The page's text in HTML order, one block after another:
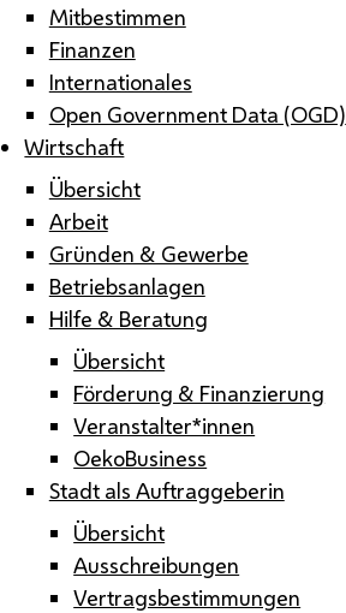
Mitbestimmen
Finanzen
Internationales
Open Government Data (OGD)
Wirtschaft
Übersicht
Arbeit
Gründen & Gewerbe
Betriebsanlagen
Hilfe & Beratung
Übersicht
Förderung & Finanzierung
Veranstalter*innen
OekoBusiness
Stadt als Auftraggeberin
Übersicht
Ausschreibungen
Vertragsbestimmungen